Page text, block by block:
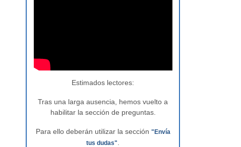
Estimados lectores:
Tras una larga ausencia, hemos vuelto a
habilitar la sección de preguntas.
Para ello deberán utilizar la sección "Envía
tus dudas"